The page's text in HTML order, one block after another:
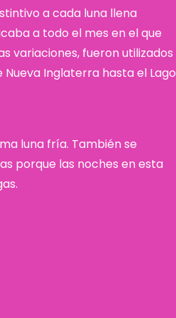
a cada luna llena
a todo el mes en el que
variaciones, fueron utilizados
Inglaterra hasta el Lago
luna fría. También se
porque las noches en esta